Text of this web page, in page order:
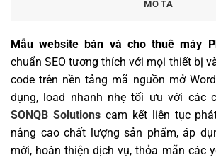
MÔ TẢ
Mẫu website bán và cho thuê máy
chuẩn SEO tương thích với mọi thiết bị
code trên nền tảng mã nguồn mở
dụng, load nhanh nhẹ tối ưu với các
SONQB Solutionscam kết liên tục
nâng cao chất lượng sản phẩm, áp
mới, hoàn thiện dịch vụ, thỏa mãn các